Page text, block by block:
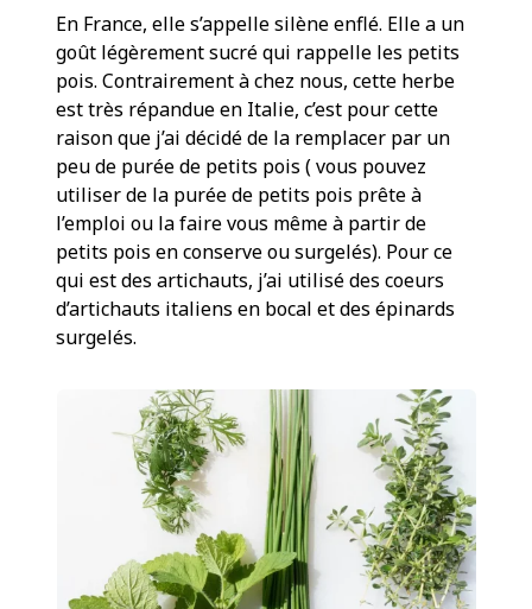
En France, elle s’appelle silène enflé. Elle a un
goût légèrement sucré qui rappelle les petits
pois. Contrairement à chez nous, cette herbe
est très répandue en Italie, c’est pour cette
raison que j’ai décidé de la remplacer par un
peu de purée de petits pois ( vous pouvez
utiliser de la purée de petits pois prête à
l’emploi ou la faire vous même à partir de
petits pois en conserve ou surgelés). Pour ce
qui est des artichauts, j’ai utilisé des coeurs
d’artichauts italiens en bocal et des épinards
surgelés.